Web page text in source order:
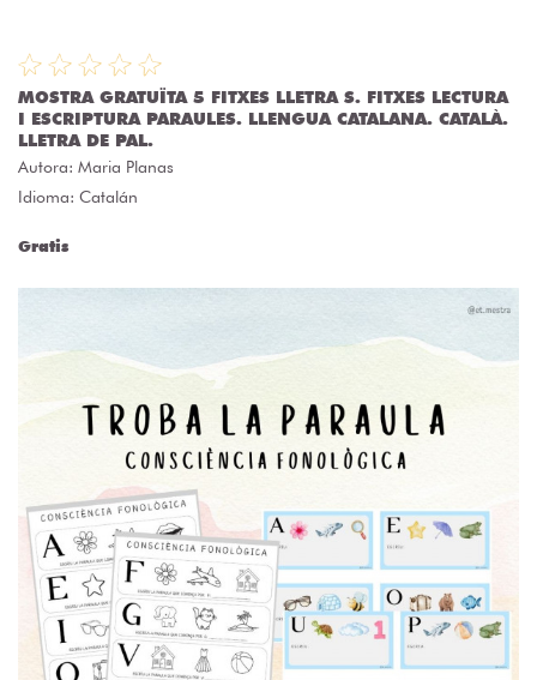
MOSTRA GRATUÏTA 5 FITXES LLETRA S. FITXES LECTURA
I ESCRIPTURA PARAULES. LLENGUA CATALANA. CATALÀ.
LLETRA DE PAL.
Autora: Maria Planas
Idioma: Catalán
Gratis